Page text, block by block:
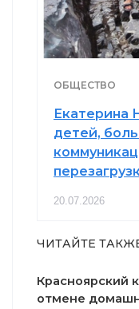
ОБЩЕСТВО
Екатерина
детей,
20.07.2026
ЧИТАЙТЕ
Красноярский
отмене